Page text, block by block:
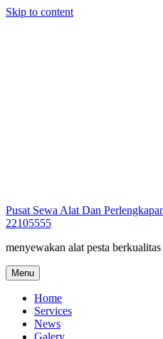
Skip to content
Pusat Sewa Alat Dan
22105555
menyewakan alat pesta
Menu
Home
Services
News
Galery